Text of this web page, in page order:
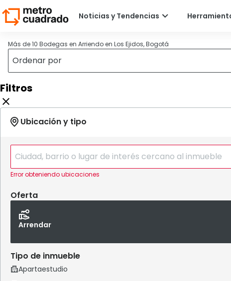
Más de 10 Bodegas en Arriendo en Los Ejidos, Bogotá
Filtros
Error obteniendo ubicaciones
Oferta
Arrendar
Tipo de inmueble